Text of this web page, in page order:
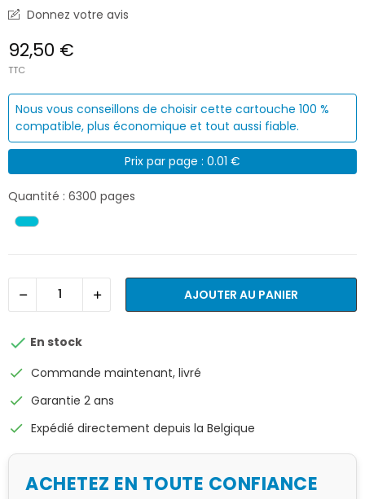
Donnez votre avis
92,50 €
TTC
Nous vous conseillons de choisir cette cartouche 100 %
compatible, plus économique et tout aussi fiable.
Prix par page : 0.01 €
Quantité : 6300 pages
AJOUTER AU PANIER
 En stock
check Commande maintenant, livré
check Garantie 2 ans
check Expédié directement depuis la Belgique
ACHETEZ EN TOUTE CONFIANCE